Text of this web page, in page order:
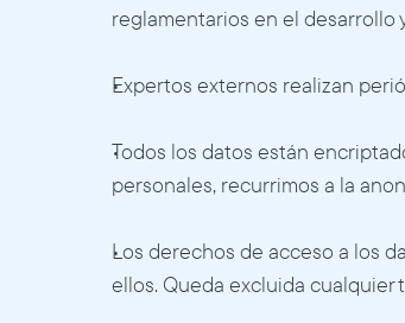
reglamentarios en el
Expertos externos realizan
Todos los datos están
personales, recurrimos a la
Los derechos de acceso a los
ellos. Queda excluida